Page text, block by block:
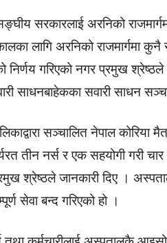
सरकारलाई अरनिको
लागि अरनिको राजमार्गमा
निर्णय गरिएको नगर प्रमुख
साधनबाहेकका सवारी साधन
सञ्चालित नेपाल
तीन नर्स र एक सहयोगी गरी
श्रेष्ठले जानकारी दिए ।
सेवा बन्द गरिएको हो ।